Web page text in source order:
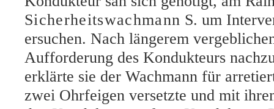
Sicherheitswachmann S. um
ersuchen. Nach längerem
Aufforderung des Kondukteurs
erklärte sie der Wachmann für
zwei Ohrfeigen versetzte und mit